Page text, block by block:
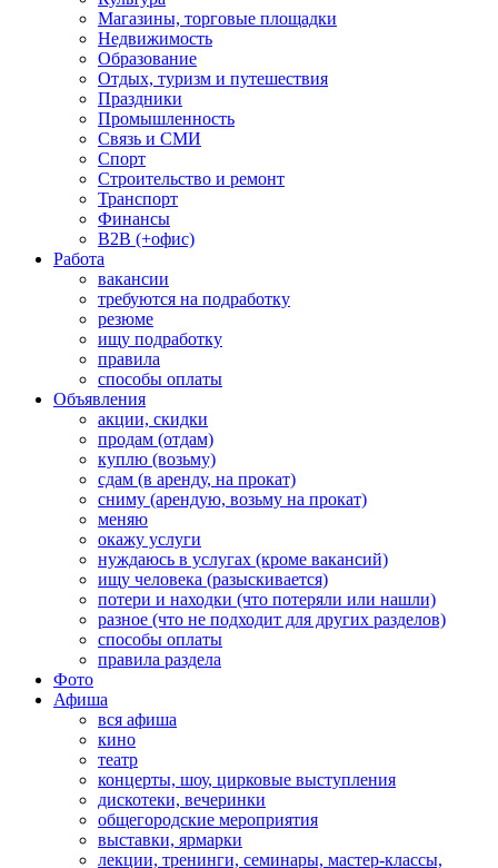
Магазины, торговые площадки
Недвижимость
Образование
Отдых, туризм и путешествия
Праздники
Промышленность
Связь и СМИ
Спорт
Строительство и ремонт
Транспорт
Финансы
B2B (+офис)
Работа
вакансии
требуются на подработку
резюме
ищу подработку
правила
способы оплаты
Объявления
акции, скидки
продам (отдам)
куплю (возьму)
сдам (в аренду, на прокат)
сниму (арендую, возьму на прокат)
меняю
окажу услуги
нуждаюсь в услугах (кроме вакансий)
ищу человека (разыскивается)
потери и находки (что потеряли или нашли)
разное (что не подходит для других разделов)
способы оплаты
правила раздела
Фото
Афиша
вся афиша
кино
театр
концерты, шоу, цирковые выступления
дискотеки, вечеринки
общегородские мероприятия
выставки, ярмарки
лекции, тренинги, семинары, мастер-классы,